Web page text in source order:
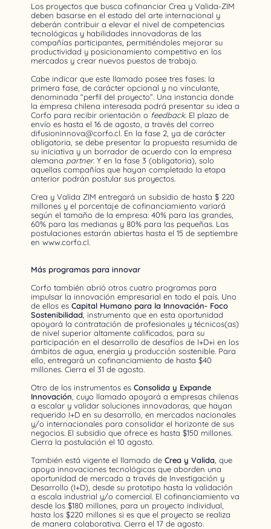
Los proyectos que busca cofinanciar Crea y Valida-ZIM
deben basarse en el estado del arte internacional y
deberán contribuir a elevar el nivel de competencias
tecnológicas y habilidades innovadoras de las
compañías participantes, permitiéndoles mejorar su
productividad y posicionamiento competitivo en los
mercados y crear nuevos puestos de trabajo.
Cabe indicar que este llamado posee tres fases: la
primera fase, de carácter opcional y no vinculante,
denominada “perfil del proyecto”. Una instancia donde
la empresa chilena interesada podrá presentar su idea a
Corfo para recibir orientación o feedback. El plazo de
envío es hasta el 16 de agosto, a través del correo
difusioninnova@corfo.cl. En la fase 2, ya de carácter
obligatoria, se debe presentar la propuesta resumida de
su iniciativa y un borrador de acuerdo con la empresa
alemana partner. Y en la fase 3 (obligatoria), solo
aquellas compañías que hayan completado la etapa
anterior podrán postular sus proyectos.
Crea y Valida ZIM entregará un subsidio de hasta $ 220
millones y el porcentaje de cofinanciamiento variará
según el tamaño de la empresa: 40% para las grandes,
60% para las medianas y 80% para las pequeñas. Las
postulaciones estarán abiertas hasta el 15 de septiembre
en www.corfo.cl.
Más programas para innovar
Corfo también abrió otros cuatro programas para
impulsar la innovación empresarial en todo el país. Uno
de ellos es Capital Humano para la Innovación- Foco
Sostenibilidad, instrumento que en esta oportunidad
apoyará la contratación de profesionales y técnicos(as)
de nivel superior altamente calificados, para su
participación en el desarrollo de desafíos de I+D+i en los
ámbitos de agua, energía y producción sostenible. Para
ello, entregará un cofinanciamiento de hasta $40
millones. Cierra el 31 de agosto.
Otro de los instrumentos es Consolida y Expande
Innovación , cuyo llamado apoyará a empresas chilenas
a escalar y validar soluciones innovadoras, que hayan
requerido I+D en su desarrollo, en mercados nacionales
y/o internacionales para consolidar el horizonte de sus
negocios. El subsidio que ofrece es hasta $150 millones.
Cierra la postulación el 10 agosto.
También está vigente el llamado deCrea y Valida, que
apoya innovaciones tecnológicas que aborden una
oportunidad de mercado a través de Investigación y
Desarrollo (I+D), desde su prototipo hasta la validación
a escala industrial y/o comercial. El cofinanciamiento va
desde los $180 millones, para un proyecto individual,
hasta los $220 millones si es que el proyecto se realiza
de manera colaborativa. Cierra el 17 de agosto.